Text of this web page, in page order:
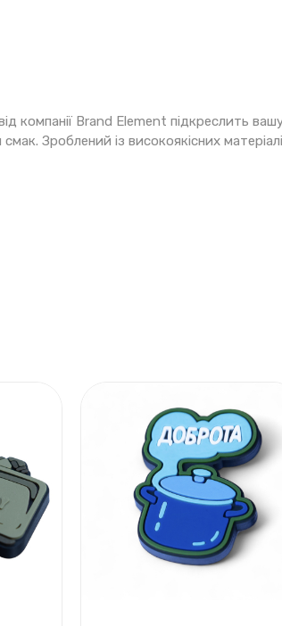
компанії Brand Element підкреслить
Зроблений із високоякісних